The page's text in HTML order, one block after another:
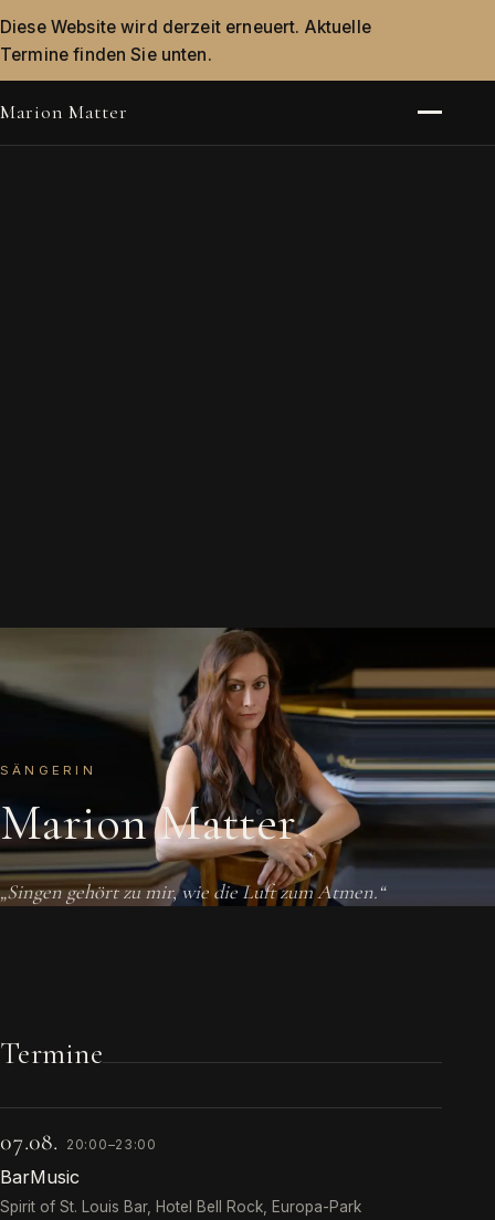
Diese Website wird derzeit erneuert. Aktuelle
Termine finden Sie unten.
Marion Matter
SÄNGERIN
Marion Matter
„Singen gehört zu mir, wie die Luft zum Atmen.“
Termine
07.08. 20:00–23:00
BarMusic
Spirit of St. Louis Bar, Hotel Bell Rock, Europa-Park